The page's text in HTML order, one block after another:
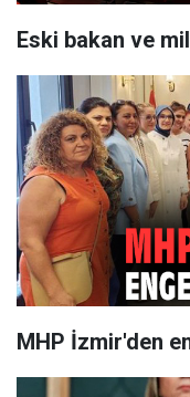
Eski bakan ve
MHP İzmir'den